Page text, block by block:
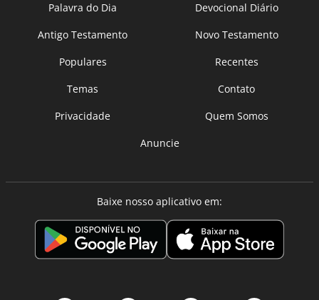
Palavra do Dia
Devocional Diário
Antigo Testamento
Novo Testamento
Populares
Recentes
Temas
Contato
Privacidade
Quem Somos
Anuncie
Baixe nosso aplicativo em: